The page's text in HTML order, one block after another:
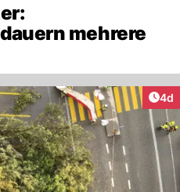
mehrere
4d